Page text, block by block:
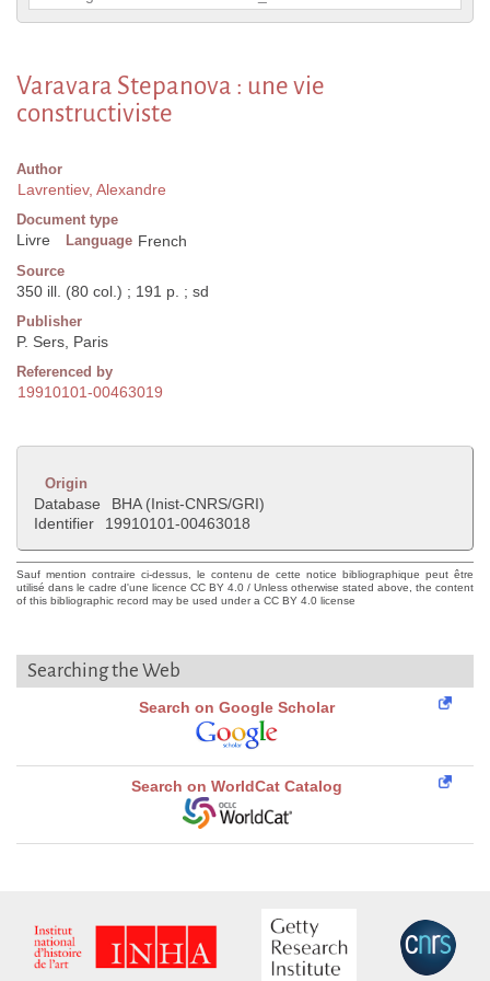
Varavara Stepanova : une vie
constructiviste
Author
Lavrentiev, Alexandre
Document type
Livre Language French
Source
350 ill. (80 col.) ; 191 p. ; sd
Publisher
P. Sers, Paris
Referenced by
19910101-00463019
Origin
Database
BHA (Inist-CNRS/GRI)
Identifier
19910101-00463018
Sauf mention contraire ci-dessus, le contenu de cette notice bibliographique peut être
utilisé dans le cadre d'une licence CC BY 4.0 / Unless otherwise stated above, the content
of this bibliographic record may be used under a CC BY 4.0 license
Searching the Web
Search on Google Scholar
Search on WorldCat Catalog